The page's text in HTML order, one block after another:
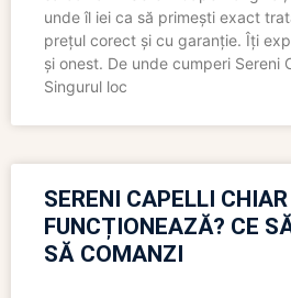
unde îl iei ca să primești exact
prețul corect și cu garanție. Îți
și onest. De unde cumperi Sereni
Singurul loc
SERENI CAPELLI CHIAR
FUNCȚIONEAZĂ? CE
SĂ COMANZI